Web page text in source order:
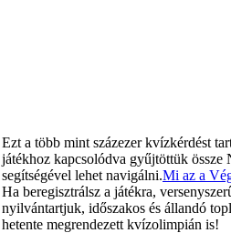
Ezt a több mint százezer kvízkérdést
játékhoz kapcsolódva gyűjtöttük
segítségével lehet navigálni.Mi az a
Ha beregisztrálsz a játékra,
nyilvántartjuk, időszakos és állandó
hetente megrendezett kvízolimpián is!